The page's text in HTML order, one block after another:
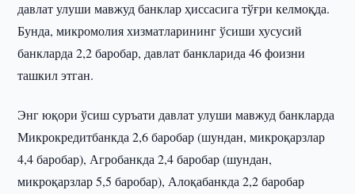
давлат улуши мавжуд банклар ҳиссасига тўғри келмоқда.
Бунда, микромолия хизматларининг ўсиши хусусий
банкларда 2,2 баробар, давлат банкларида 46 фоизни
ташкил этган.
Энг юқори ўсиш суръати давлат улуши мавжуд банкларда
Микрокредитбанкда 2,6 баробар (шундан, микроқарзлар
4,4 баробар), Агробанкда 2,4 баробар (шундан,
микроқарзлар 5,5 баробар), Алоқабанкда 2,2 баробар